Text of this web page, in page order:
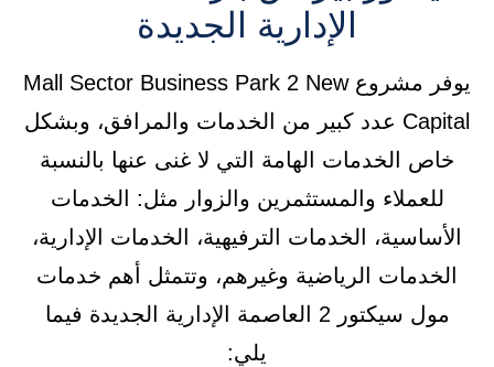
الإدارية الجديدة
يوفر مشروع Mall Sector Business Park 2 New
Capital عدد كبير من الخدمات والمرافق، وبشكل
خاص الخدمات الهامة التي لا غنى عنها بالنسبة
للعملاء والمستثمرين والزوار مثل: الخدمات
الأساسية، الخدمات الترفيهية، الخدمات الإدارية،
الخدمات الرياضية وغيرهم، وتتمثل أهم خدمات
مول سيكتور 2 العاصمة الإدارية الجديدة فيما
يلي: